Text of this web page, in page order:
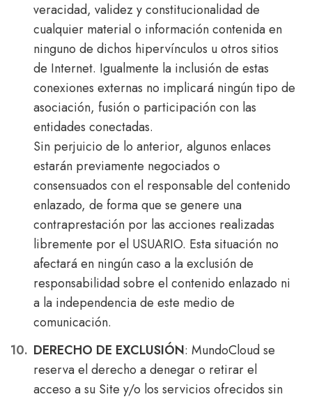
veracidad, validez y constitucionalidad de
cualquier material o información contenida en
ninguno de dichos hipervínculos u otros sitios
de Internet. Igualmente la inclusión de estas
conexiones externas no implicará ningún tipo de
asociación, fusión o participación con las
entidades conectadas.
Sin perjuicio de lo anterior, algunos enlaces
estarán previamente negociados o
consensuados con el responsable del contenido
enlazado, de forma que se genere una
contraprestación por las acciones realizadas
libremente por el USUARIO. Esta situación no
afectará en ningún caso a la exclusión de
responsabilidad sobre el contenido enlazado ni
a la independencia de este medio de
comunicación.
DERECHO DE EXCLUSIÓN: MundoCloud se
reserva el derecho a denegar o retirar el
acceso a su Site y/o los servicios ofrecidos sin